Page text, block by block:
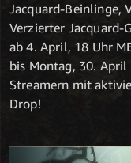
Jacquard-Beinlinge,
Verzierter Jacquard-
ab 4. April, 18 Uhr
bis Montag, 30.
Streamern mit
Drop!